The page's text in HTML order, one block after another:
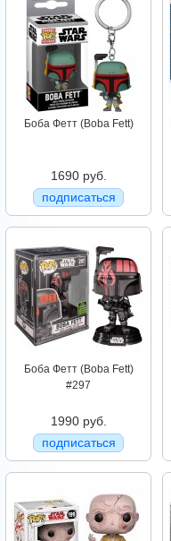
Боба Фетт (Boba Fett)
1690 руб.
подписаться
Боба Фетт (Boba Fett)
#297
1990 руб.
подписаться